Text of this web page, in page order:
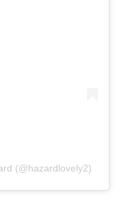
(@hazardlovely2)